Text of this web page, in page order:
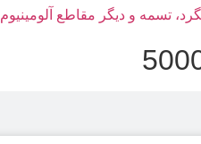
تسمه و دیگر مقاطع آلومینیوم